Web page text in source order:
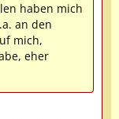
haben mich
an den
mich,
eher